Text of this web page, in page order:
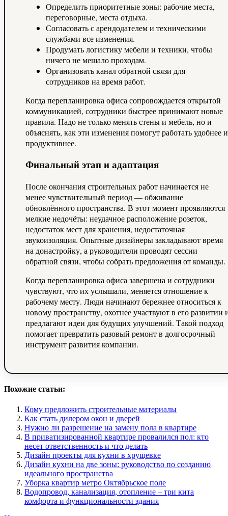
Определить приоритетные зоны: рабочие места,
переговорные, места отдыха.
Согласовать с арендодателем и техническими
службами все изменения.
Продумать логистику мебели и техники, чтобы
ничего не мешало проходам.
Организовать канал обратной связи для
сотрудников на время работ.
Когда перепланировка офиса сопровождается открытой
коммуникацией, сотрудники быстрее принимают новые
правила. Надо не только менять стены и мебель, но и
объяснять, как эти изменения помогут работать удобнее и
продуктивнее.
Финальный этап и адаптация
После окончания строительных работ начинается не
менее чувствительный период — обживание
обновлённого пространства. В этот момент проявляются
мелкие недочёты: неудачное расположение розеток,
недостаток мест для хранения, недостаточная
звукоизоляция. Опытные дизайнеры закладывают время
на донастройку, а руководители проводят сессии
обратной связи, чтобы собрать предложения от команды.
Когда перепланировка офиса завершена и сотрудники
чувствуют, что их услышали, меняется отношение к
рабочему месту. Люди начинают бережнее относиться к
новому пространству, охотнее участвуют в его развитии
предлагают идеи для будущих улучшений. Такой подход
помогает превратить разовый ремонт в долгосрочный
инструмент развития компании.
Похожие статьи:
Кому предложить строительные материалы
Как стать дилером окон и дверей
Нужно ли разрешение на замену пола в квартире
В приватизированной квартире провалился пол: кто
несет ответственность и что делать
Дизайн проекты для кухни в хрущевке
Дизайн кухни на две зоны: руководство по созданию
идеального пространства
Уборка квартир метро Октябрьское поле
Водопровод, канализация, отопление – три кита
комфорта и функциональности здания